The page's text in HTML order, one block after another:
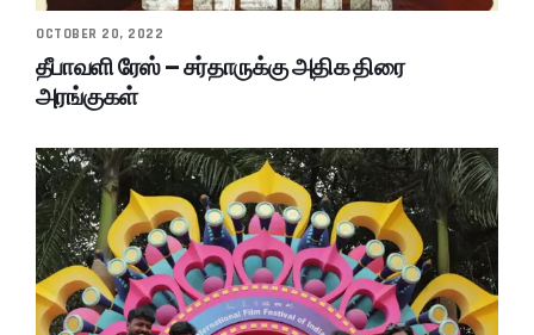
OCTOBER 20, 2022
தீபாவளி ரேஸ் – சர்தாருக்கு அதிக திரை
அரங்குகள்